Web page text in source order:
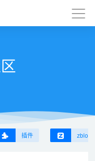
插件 zblog